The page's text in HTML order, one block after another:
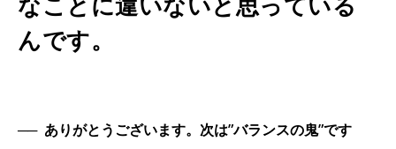
なことに違いないと思っている
んです。
── ありがとうございます。次は”バランスの鬼”です